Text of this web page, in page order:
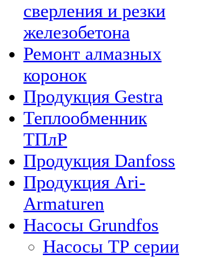
сверления и резки
железобетона
Ремонт алмазных
коронок
Продукция Gestra
Теплообменник
ТПлР
Продукция Danfoss
Продукция Ari-
Armaturen
Насосы Grundfos
Насосы TP серии